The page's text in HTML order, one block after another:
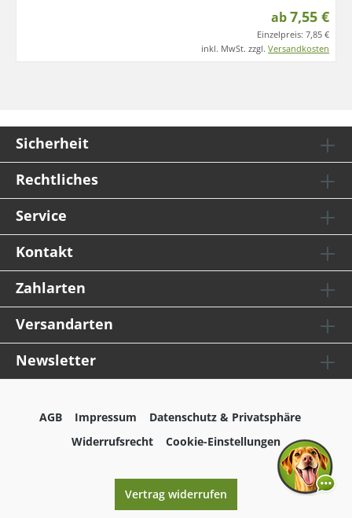
ab7,55 €
Einzelpreis: 7,85 €
inkl. MwSt. zzgl. Versandkosten
Sicherheit
Rechtliches
Service
Kontakt
Zahlarten
Versandarten
Newsletter
AGB Impressum
Datenschutz & Privatsphäre
Widerrufsrecht
Cookie-Einstellungen
Vertrag widerrufen